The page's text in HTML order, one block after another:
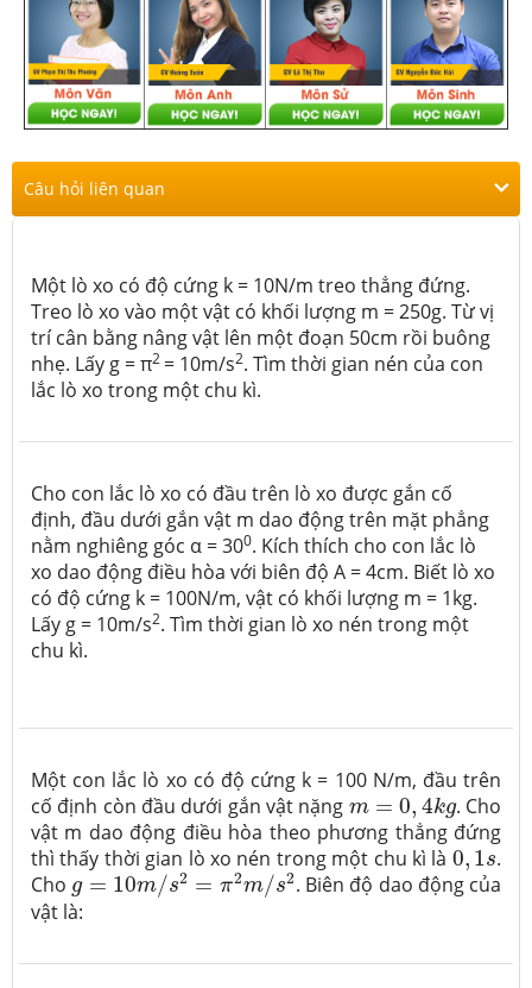
Câu hỏi liên quan
Một lò xo có độ cứng k = 10N/m treo thẳng đứng.
Treo lò xo vào một vật có khối lượng m = 250g. Từ vị
trí cân bằng nâng vật lên một đoạn 50cm rồi buông
nhẹ. Lấy g = π2 = 10m/s2. Tìm thời gian nén của con
lắc lò xo trong một chu kì.
Cho con lắc lò xo có đầu trên lò xo được gắn cố
định, đầu dưới gắn vật m dao động trên mặt phẳng
nằm nghiêng góc α = 300. Kích thích cho con lắc lò
xo dao động điều hòa với biên độ A = 4cm. Biết lò xo
có độ cứng k = 100N/m, vật có khối lượng m = 1kg.
Lấy g = 10m/s2. Tìm thời gian lò xo nén trong một
chu kì.
Một con lắc lò xo có độ cứng k = 100 N/m, đầu trên
cố định còn đầu dưới gắn vật nặng m = 0, 4kg
m =0,4kg
. Cho
vật m dao động điều hòa theo phương thẳng đứng
thì thấy thời gian lò xo nén trong một chu kì là 0, 1s
0,1s.
Cho g = 10m/s2 = π2m/s2
g= 10m/s2=π2m/s2
. Biên độ dao động của
vật là: